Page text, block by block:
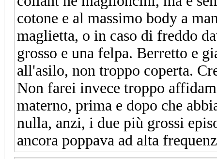
cotone e al massimo body a
maglietta, o in caso di freddo
grosso e una felpa. Berretto e
all'asilo, non troppo coperta.
Non farei invece troppo
materno, prima e dopo che
nulla, anzi, i due più grossi
ancora poppava ad alta